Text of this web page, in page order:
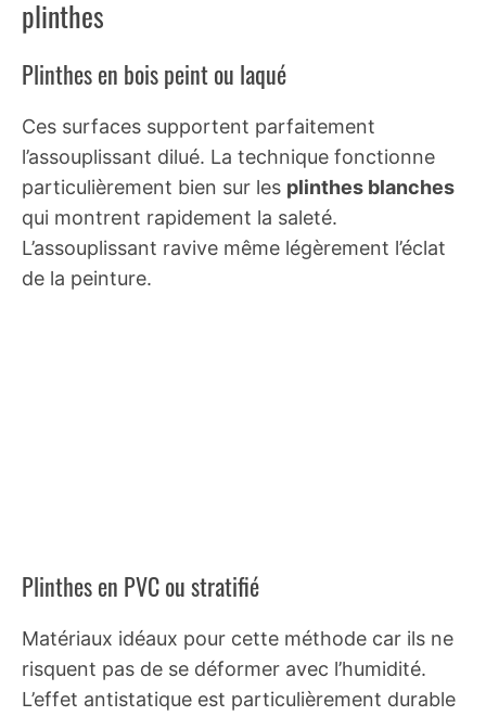
plinthes
Plinthes en bois peint ou laqué
Ces surfaces supportent parfaitement
l’assouplissant dilué. La technique fonctionne
particulièrement bien sur les plinthes blanches
qui montrent rapidement la saleté.
L’assouplissant ravive même légèrement l’éclat
de la peinture.
Plinthes en PVC ou stratifié
Matériaux idéaux pour cette méthode car ils ne
risquent pas de se déformer avec l’humidité.
L’effet antistatique est particulièrement durable